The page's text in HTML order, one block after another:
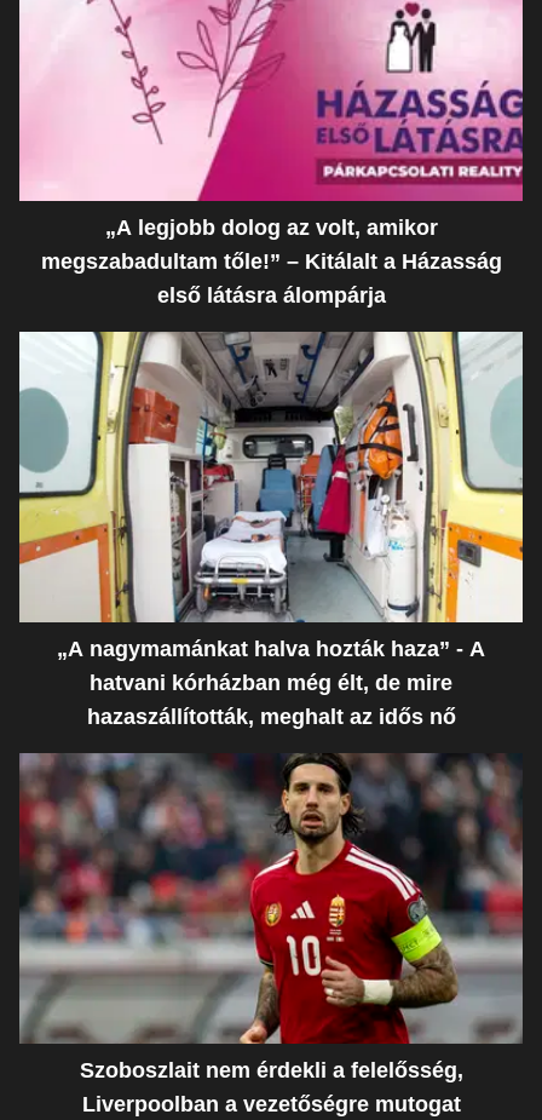
„A legjobb dolog az volt, amikor
megszabadultam tőle!” – Kitálalt a Házasság
első látásra álompárja
„A nagymamánkat halva hozták haza” - A
hatvani kórházban még élt, de mire
hazaszállították, meghalt az idős nő
Szoboszlait nem érdekli a felelősség,
Liverpoolban a vezetőségre mutogat